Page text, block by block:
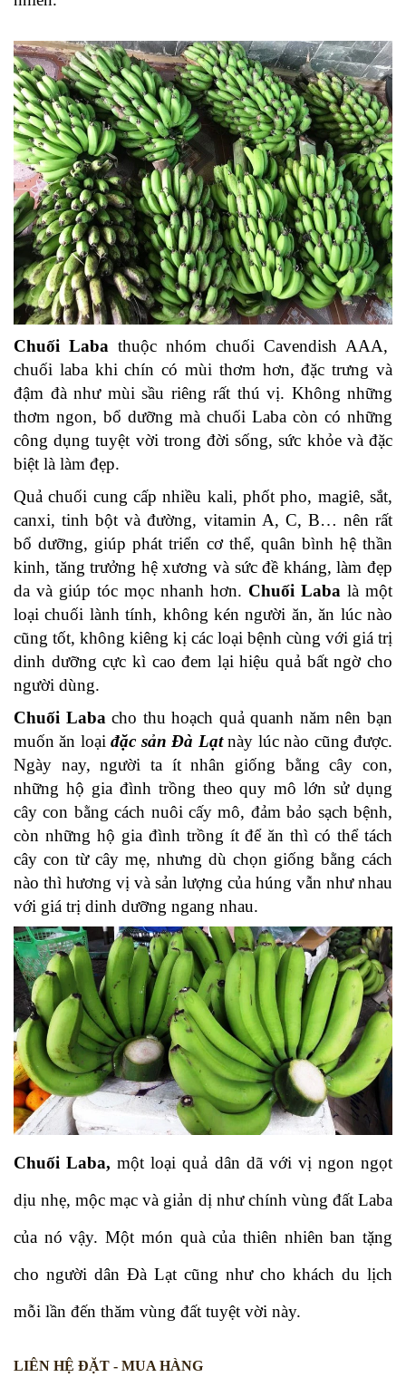
Chuối Laba thuộc nhóm chuối Cavendish AAA,
chuối laba khi chín có mùi thơm hơn, đặc trưng và
đậm đà như mùi sầu riêng rất thú vị. Không những
thơm ngon, bổ dưỡng mà chuối Laba còn có những
công dụng tuyệt vời trong đời sống, sức khỏe và đặc
biệt là làm đẹp.
Quả chuối cung cấp nhiều kali, phốt pho, magiê, sắt,
canxi, tinh bột và đường, vitamin A, C, B… nên rất
bổ dưỡng, giúp phát triển cơ thể, quân bình hệ thần
kinh, tăng trưởng hệ xương và sức đề kháng, làm đẹp
da và giúp tóc mọc nhanh hơn. Chuối Laba là một
loại chuối lành tính, không kén người ăn, ăn lúc nào
cũng tốt, không kiêng kị các loại bệnh cùng với giá trị
dinh dưỡng cực kì cao đem lại hiệu quả bất ngờ cho
người dùng.
Chuối Laba cho thu hoạch quả quanh năm nên bạn
muốn ăn loại đặc sản Đà Lạt này lúc nào cũng được.
Ngày nay, người ta ít nhân giống bằng cây con,
những hộ gia đình trồng theo quy mô lớn sử dụng
cây con bằng cách nuôi cấy mô, đảm bảo sạch bệnh,
còn những hộ gia đình trồng ít để ăn thì có thể tách
cây con từ cây mẹ, nhưng dù chọn giống bằng cách
nào thì hương vị và sản lượng của húng vẫn như nhau
với giá trị dinh dưỡng ngang nhau.
Chuối Laba, một loại quả dân dã với vị ngon ngọt
dịu nhẹ, mộc mạc và giản dị như chính vùng đất Laba
của nó vậy. Một món quà của thiên nhiên ban tặng
cho người dân Đà Lạt cũng như cho khách du lịch
mỗi lần đến thăm vùng đất tuyệt vời này.
LIÊN HỆ ĐẶT - MUA HÀNG